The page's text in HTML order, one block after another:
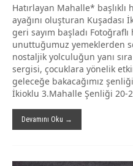
Hatırlayan Mahalle* başlıklı
ayağını oluşturan
geri sayım başladı
unuttuğumuz yemeklerden
nostaljik yolculuğun yanı
sergisi, çocuklara yönelik
geleceğe bakacağımız
İkioklu 3.Mahalle Şenliği 20-
Devamını Oku →